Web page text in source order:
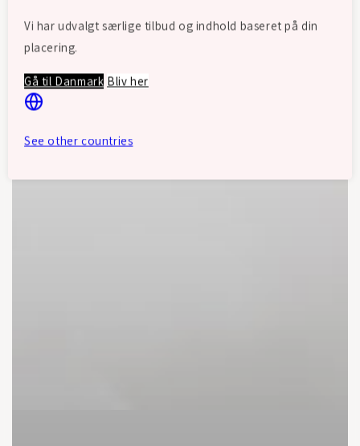
Vi har udvalgt særlige tilbud og indhold baseret på din
placering.
Gå til Danmark Bliv her
See other countries